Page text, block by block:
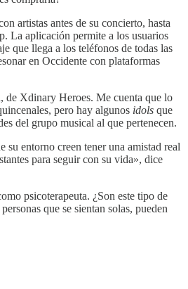
artistas antes de su concierto, hasta
La aplicación permite a los usuarios
que llega a los teléfonos de todas las
en Occidente con plataformas
de Xdinary Heroes. Me cuenta que lo
pero hay algunos idols que
del grupo musical al que pertenecen.
su entorno creen tener una amistad real
para seguir con su vida», dice
psicoterapeuta. ¿Son este tipo de
que se sientan solas, pueden